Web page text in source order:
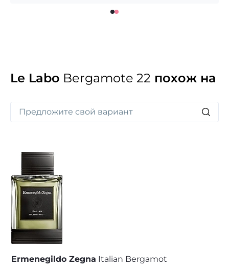
Le Labo Bergamote 22 похож на
Ermenegildo Zegna Italian Bergamot